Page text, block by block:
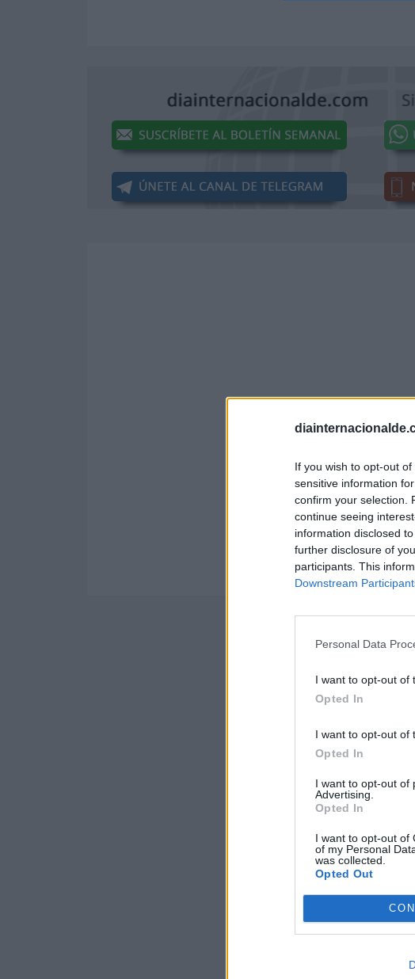
If you wish to opt-out
sensitive information
confirm your selection.
continue seeing
information disclosed
further disclosure of
participants. This
Downstream
Personal Data
I want to opt-out of
Opted In
I want to opt-out of
Opted In
I want to opt-out of
Advertising.
Opted In
I want to opt-out of
of my Personal
was collected.
Opted Out